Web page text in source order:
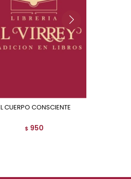
EL CUERPO CONSCIENTE
$ 950